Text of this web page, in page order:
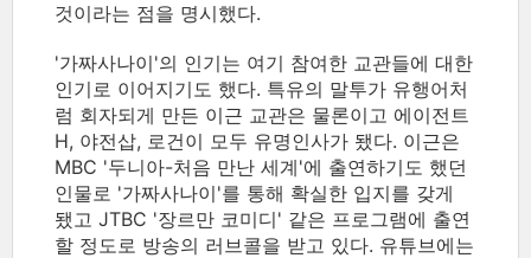
것이라는 점을 명시했다.
'가짜사나이'의 인기는 여기 참여한 교관들에 대한
인기로 이어지기도 했다. 특유의 말투가 유행어처
럼 회자되게 만든 이근 교관은 물론이고 에이전트
H, 야전삽, 로건이 모두 유명인사가 됐다. 이근은
MBC '두니아-처음 만난 세계'에 출연하기도 했던
인물로 '가짜사나이'를 통해 확실한 입지를 갖게
됐고 JTBC '장르만 코미디' 같은 프로그램에 출연
할 정도로 방송의 러브콜을 받고 있다. 유튜브에는